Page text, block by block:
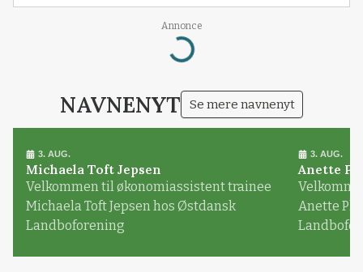
Annonce
Loading...
NAVNENYT Se mere navnenyt
3. AUG.
Michaela Toft Jepsen
Velkommen til økonomiassistent trainee
Michaela Toft Jepsen hos Østdansk
Landboforening
3. AUG.
Anette
Anette